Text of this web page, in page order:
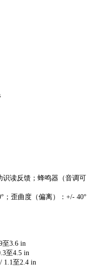
识读反馈；蜂鸣器（音调可
；歪曲度（偏离）：+/- 40°
3.6 in
至4.5 in
1.1至2.4 in